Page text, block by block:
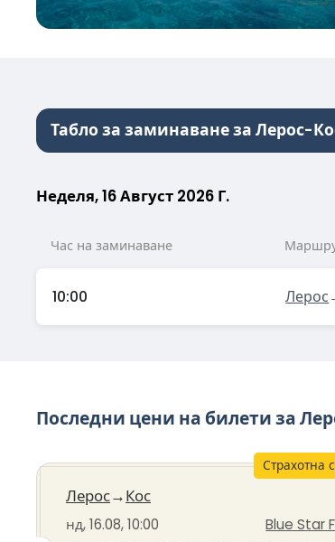
Табло за заминаване за Лерос-
Неделя, 16 Август 2026 Г.
Час на заминаване
10:00 Лерос
Последни цени на билети за
Страхотна
Лерос→Кос
нд, 16.08, 10:00 Blue Star